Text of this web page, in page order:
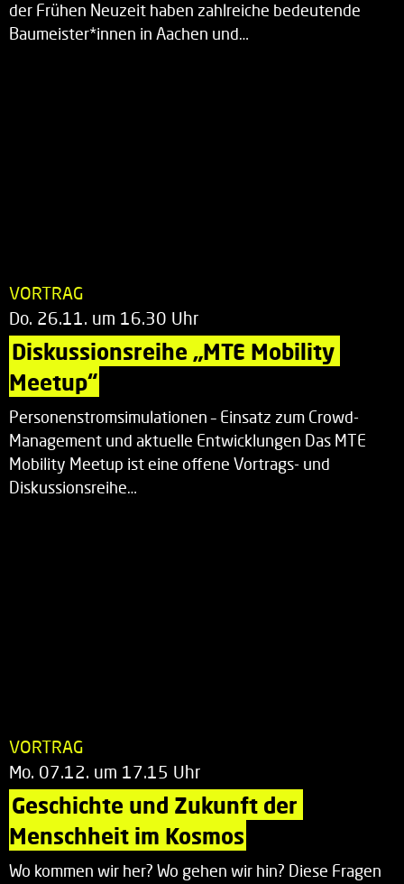
der Frühen Neuzeit haben zahlreiche bedeutende
Baumeister*innen in Aachen und…
VORTRAG
Do. 26.11. um 16.30 Uhr
Diskussionsreihe „MTE Mobility
Meetup“
Personenstromsimulationen – Einsatz zum Crowd-
Management und aktuelle Entwicklungen Das MTE
Mobility Meetup ist eine offene Vortrags- und
Diskussionsreihe…
VORTRAG
Mo. 07.12. um 17.15 Uhr
Geschichte und Zukunft der
Menschheit im Kosmos
Wo kommen wir her? Wo gehen wir hin? Diese Fragen